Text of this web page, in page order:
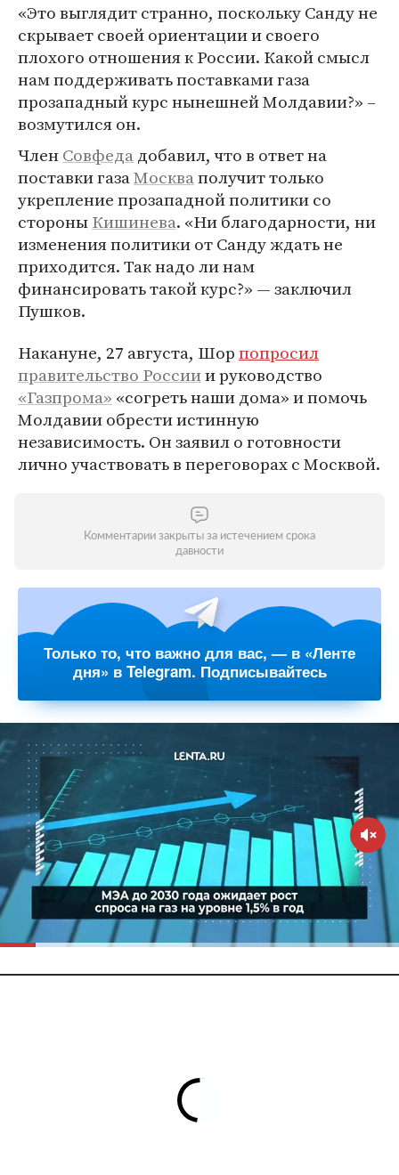
«Это выглядит странно, поскольку Санду не
скрывает своей ориентации и своего
плохого отношения к России. Какой смысл
нам поддерживать поставками газа
прозападный курс нынешней Молдавии?» –
возмутился он.
ЧленСовфедадобавил, что в ответ на
поставки газаМоскваполучит только
укрепление прозападной политики со
стороныКишинева. «Ни благодарности, ни
изменения политики от Санду ждать не
приходится. Так надо ли нам
финансировать такой курс?» — заключил
Пушков.
Накануне, 27 августа, Шорпопросил
правительство Россиии руководство
«Газпрома» «согреть наши дома» и помочь
Молдавии обрести истинную
независимость. Он заявил о готовности
лично участвовать в переговорах с Москвой.
Комментарии закрыты за истечением срока
давности
Только то, что важно для вас, — в «Ленте
дня» в Telegram. Подписывайтесь